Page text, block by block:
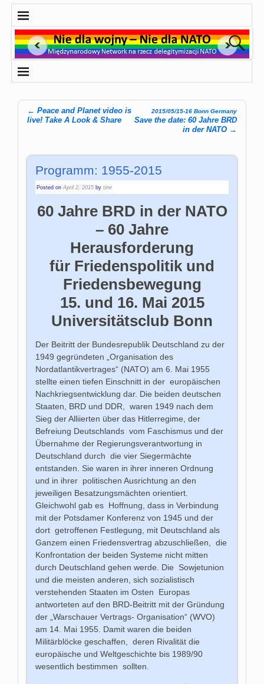
Post navigation
← Peace and Planet video is
live! Take A Look & Share
2015/05/15-16 Bonn Germany
Save the date: 60 Jahre BRD
in der NATO →
Programm: 1955-2015
Posted onApril 2, 2015 bytine
60 Jahre BRD in der NATO
– 60 Jahre
Herausforderung
für Friedenspolitik und
Friedensbewegung
15. und 16. Mai 2015
Universitätsclub Bonn
Der Beitritt der Bundesrepublik Deutschland zu der
1949 gegründeten „Organisation des
Nordatlantikvertrages“ (NATO) am 6. Mai 1955
stellte einen tiefen Einschnitt in der europäischen
Nachkriegsentwicklung dar. Die beiden deutschen
Staaten, BRD und DDR, waren 1949 nach dem
Sieg der Alliierten über das Hitlerregime, der
Befreiung Deutschlands vom Faschismus und der
Übernahme der Regierungsverantwortung in
Deutschland durch die vier Siegermächte
entstanden. Sie waren in ihrer inneren Ordnung
und in ihrer politischen Ausrichtung an den
jeweiligen Besatzungsmächten orientiert.
Gleichwohl gab es Hoffnung, dass in Verbindung
mit der Potsdamer Konferenz von 1945 und der
dort getroffenen Festlegung, mit Deutschland als
Ganzem einen Friedensvertrag abzuschließen, die
Konfrontation der beiden Systeme nicht mitten
durch Deutschland gehen werde. Die Sowjetunion
und die meisten anderen, sich sozialistisch
verstehenden Staaten im Osten Europas
antworteten auf den BRD-Beitritt mit der Gründung
der „Warschauer Vertrags- Organisation“ (WVO)
am 14. Mai 1955. Damit waren die beiden
Militärblöcke geschaffen, deren Rivalität die
europäische und Weltgeschichte bis 1989/90
wesentlich bestimmen sollten.